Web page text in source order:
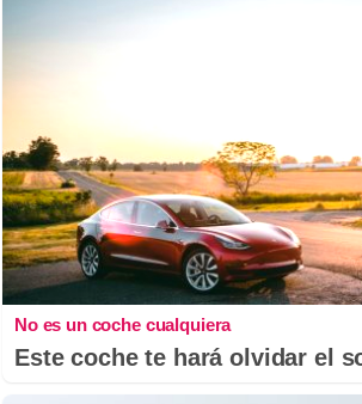
No es un coche cualquiera
Este coche te hará olvidar el